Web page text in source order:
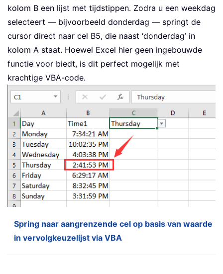
kolom B een lijst met tijdstippen. Zodra u een weekdag
selecteert — bijvoorbeeld donderdag — springt de
cursor direct naar cel B5, die naast ‘donderdag’ in
kolom A staat. Hoewel Excel hier geen ingebouwde
functie voor biedt, is dit perfect mogelijk met
krachtige VBA-code.
Spring naar aangrenzende cel op basis van waarde
in vervolgkeuzelijst via VBA